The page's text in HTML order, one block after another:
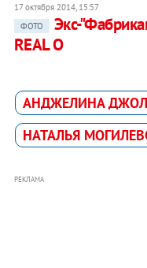
17 октября 2014, 15:57
ФОТО
Экс-
REAL O
АНДЖЕЛИНА
НАТАЛЬЯ
РЕКЛАМА